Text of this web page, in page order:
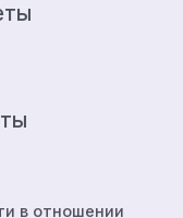
в отношении